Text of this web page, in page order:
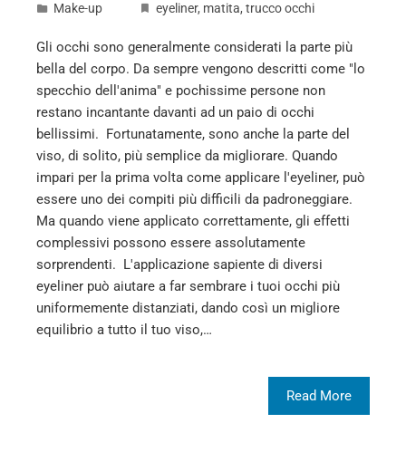
Make-up eyeliner, matita, trucco occhi
Gli occhi sono generalmente considerati la parte più
bella del corpo. Da sempre vengono descritti come "lo
specchio dell'anima" e pochissime persone non
restano incantante davanti ad un paio di occhi
bellissimi. Fortunatamente, sono anche la parte del
viso, di solito, più semplice da migliorare. Quando
impari per la prima volta come applicare l'eyeliner, può
essere uno dei compiti più difficili da padroneggiare.
Ma quando viene applicato correttamente, gli effetti
complessivi possono essere assolutamente
sorprendenti. L'applicazione sapiente di diversi
eyeliner può aiutare a far sembrare i tuoi occhi più
uniformemente distanziati, dando così un migliore
equilibrio a tutto il tuo viso,…
Read More